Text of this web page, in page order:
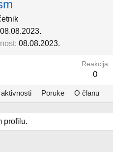
08.08.2023.
08.08.2023.
Reakcija
0
Poruke O članu
profilu.